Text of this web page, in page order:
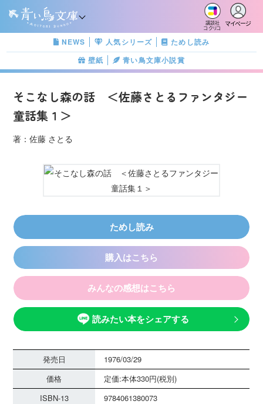
講談社
コクリコ
マイページ
NEWS 人気シリーズ
ためし読み
壁紙
青い鳥文庫小説賞
そこなし森の話 ＜佐藤さとるファンタジー
童話集１＞
著：佐藤 さとる
ためし読み
購入はこちら
みんなの感想はこちら
読みたい本をシェアする
発売日
1976/03/29
価格
定価:本体330円(税別)
ISBN-13
9784061380073